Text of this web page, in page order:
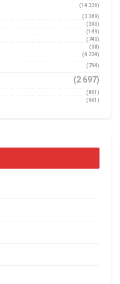
(14 336)
(3 369)
(390)
(149)
(740)
(38)
(4 234)
(794)
(2 697)
(801)
(961)